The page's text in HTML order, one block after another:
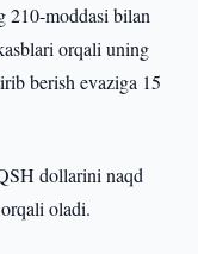
210-moddasi bilan
orqali uning
berish evaziga 15
dollarini naqd
oladi.